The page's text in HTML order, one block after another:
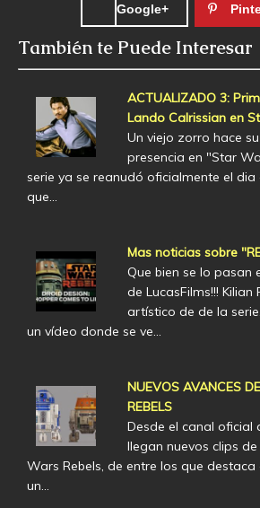
Google+
También te Puede Interesar
ACTUALIZADO 3:
Lando Calrissian en
Un viejo zorro hace
presencia en "Star
serie ya se reanudó oficialmente el dia
que…
Mas noticias sobre
Que bien se lo pasan
de LucasFilms!!!
artístico de de la
un vídeo donde se ve…
NUEVOS AVANCES
REBELS
Desde el canal oficial
llegan nuevos clips
Wars Rebels, de entre los que
un…